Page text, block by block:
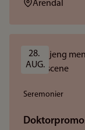
Arendal
28.
AUG.
Seremonier